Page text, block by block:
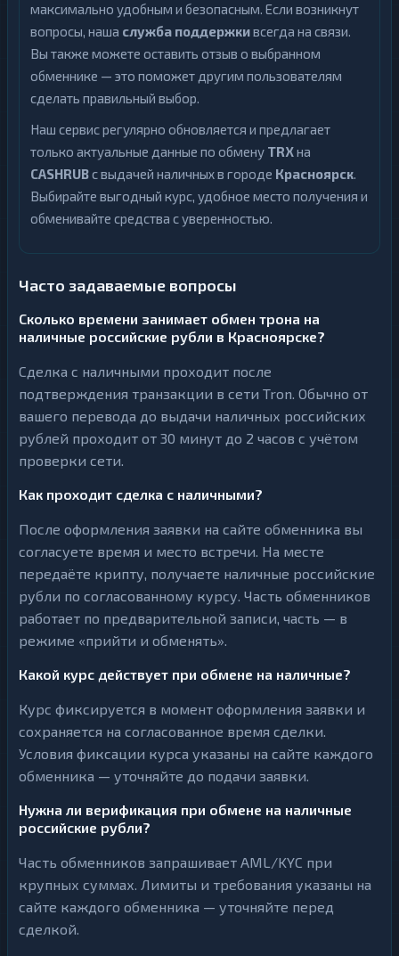
максимально удобным и безопасным. Если возникнут
вопросы, наша служба поддержкивсегда на связи.
Вы также можете оставить отзыв о выбранном
обменнике — это поможет другим пользователям
сделать правильный выбор.
Наш сервис регулярно обновляется и предлагает
только актуальные данные по обмену TRXна
CASHRUBс выдачей наличных в городе Красноярск.
Выбирайте выгодный курс, удобное место получения и
обменивайте средства с уверенностью.
Часто задаваемые вопросы
Сколько времени занимает обмен трона на
наличные российские рубли в Красноярске?
Сделка с наличными проходит после
подтверждения транзакции в сети Tron. Обычно от
вашего перевода до выдачи наличных российских
рублей проходит от 30 минут до 2 часов с учётом
проверки сети.
Как проходит сделка с наличными?
После оформления заявки на сайте обменника вы
согласуете время и место встречи. На месте
передаёте крипту, получаете наличные российские
рубли по согласованному курсу. Часть обменников
работает по предварительной записи, часть — в
режиме «прийти и обменять».
Какой курс действует при обмене на наличные?
Курс фиксируется в момент оформления заявки и
сохраняется на согласованное время сделки.
Условия фиксации курса указаны на сайте каждого
обменника — уточняйте до подачи заявки.
Нужна ли верификация при обмене на наличные
российские рубли?
Часть обменников запрашивает AML/KYC при
крупных суммах. Лимиты и требования указаны на
сайте каждого обменника — уточняйте перед
сделкой.